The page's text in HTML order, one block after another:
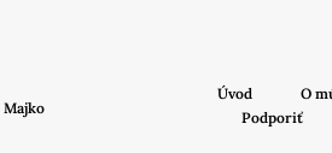
Úvod O
Podporiť